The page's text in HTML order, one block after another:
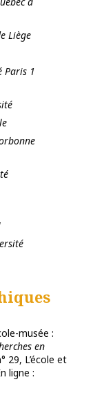
Liège
Paris 1
musée :
en
29, L’école et
ligne :